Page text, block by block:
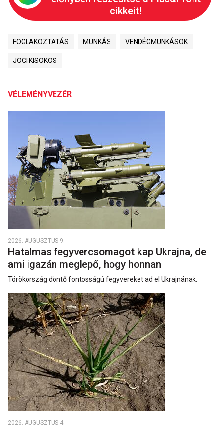
cikkeit!
FOGLAKOZTATÁS MUNKÁS VENDÉGMUNKÁSOK
JOGI KISOKOS
VÉLEMÉNYVEZÉR
2026. AUGUSZTUS 9.
Hatalmas fegyvercsomagot kap Ukrajna, de
ami igazán meglepő, hogy honnan
Törökország döntő fontosságú fegyvereket ad el Ukrajnának.
2026. AUGUSZTUS 4.